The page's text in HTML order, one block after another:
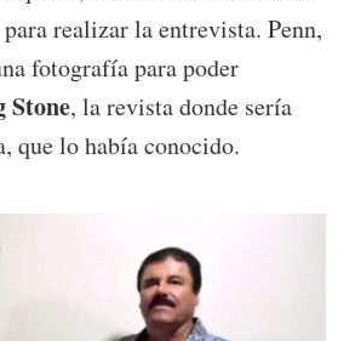
realizar la entrevista. Penn,
fotografía para poder
Stone, la revista donde sería
que lo había conocido.